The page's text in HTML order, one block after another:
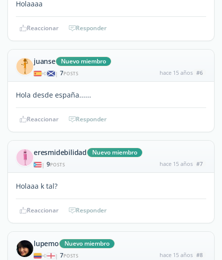
Holaaaa
Reaccionar Responder
juanse Nuevo miembro
| 7POSTS hace 15 años #6
Hola desde españa......
Reaccionar Responder
eresmidebilidad Nuevo miembro
| 9POSTS hace 15 años #7
Holaaa k tal?
Reaccionar Responder
lupemo Nuevo miembro
| 7POSTS hace 15 años #8